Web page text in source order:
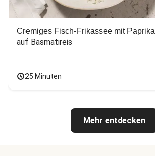
Cremiges Fisch-Frikassee mit Paprika
auf Basmatireis
25 Minuten
Mehr entdecken